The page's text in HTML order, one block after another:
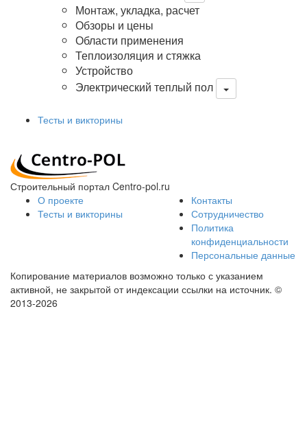
Монтаж, укладка, расчет
Обзоры и цены
Области применения
Теплоизоляция и стяжка
Устройство
Электрический теплый пол
Тесты и викторины
Строительный портал Centro-pol.ru
О проекте
Тесты и викторины
Контакты
Сотрудничество
Политика
конфиденциальности
Персональные данные
Копирование материалов возможно только с указанием
активной, не закрытой от индексации ссылки на источник. ©
2013-2026